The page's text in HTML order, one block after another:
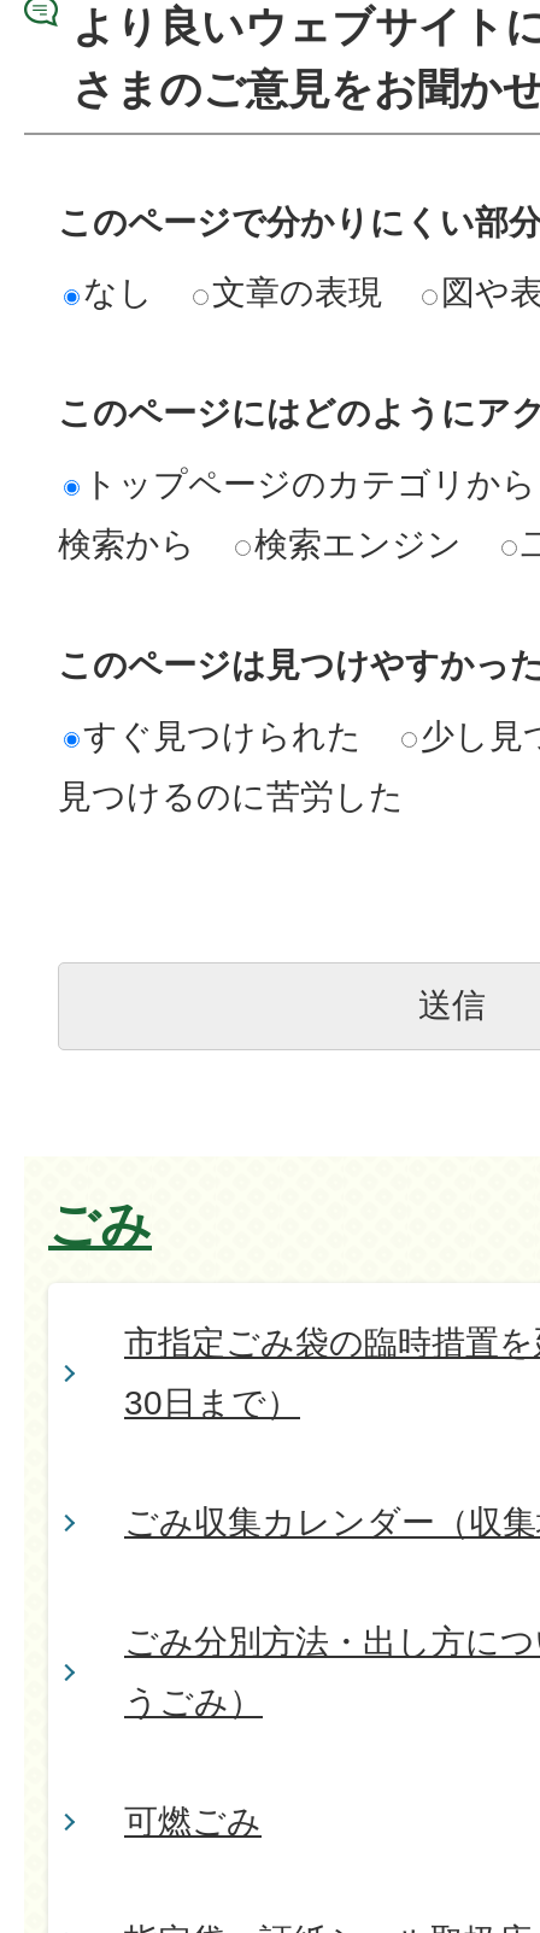
より良いウェブサイト
さまのご意見をお聞か
このページで分かりにくい部
なし
文章の表現 図や
このページにはどのようにア
トップページのカテゴリから
検索から
検索エンジン
このページは見つけやすかっ
すぐ見つけられた
少し見
見つけるのに苦労した
ごみ
市指定ごみ袋の臨時措置
30日まで）
ごみ収集カレンダー（収
ごみ分別方法・出し方に
うごみ）
可燃ごみ